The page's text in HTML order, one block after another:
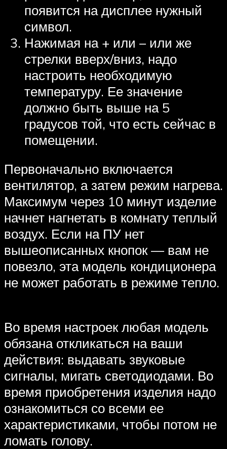
появится на дисплее нужный
символ.
Нажимая на + или – или же
стрелки вверх/вниз, надо
настроить необходимую
температуру. Ее значение
должно быть выше на 5
градусов той, что есть сейчас в
помещении.
Первоначально включается
вентилятор, а затем режим нагрева.
Максимум через 10 минут изделие
начнет нагнетать в комнату теплый
воздух. Если на ПУ нет
вышеописанных кнопок — вам не
повезло, эта модель кондиционера
не может работать в режиме тепло.
Во время настроек любая модель
обязана откликаться на ваши
действия: выдавать звуковые
сигналы, мигать светодиодами. Во
время приобретения изделия надо
ознакомиться со всеми ее
характеристиками, чтобы потом не
ломать голову.